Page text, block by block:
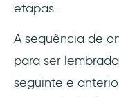
etapas.
A sequência de
para ser
seguinte e